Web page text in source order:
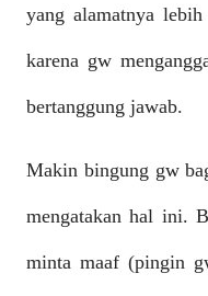
yang alamatnya
karena gw
bertanggung jawab.
Makin bingung gw
mengatakan hal ini.
minta maaf (pingin